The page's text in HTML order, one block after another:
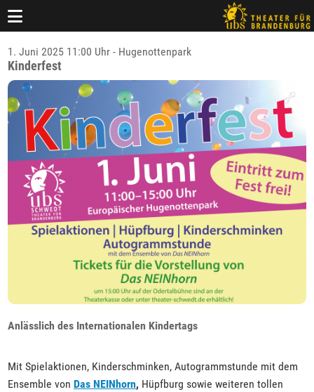
1. Juni 2025 11:00 Uhr - Hugenottenpark
Kinderfest
Anlässlich des Internationalen Kindertags
Mit Spielaktionen, Kinderschminken, Autogrammstunde mit dem
Ensemble von Das NEINhorn, Hüpfburg sowie weiteren tollen